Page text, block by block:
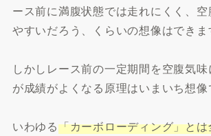
ース前に満腹状態では走れにくく、空
やすいだろう、くらいの想像はできま
しかしレース前の一定期間を空腹気味
が成績がよくなる原理はいまいち想像
いわゆる「カーボローディング」と